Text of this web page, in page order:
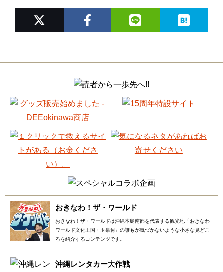
おきなわ！ザ・ワールド
おきなわ！ザ・ワールドは沖縄本島南部を代表する観光地「おきなわ
ワールド文化王国・玉泉洞」の誰もが気づかないような小さな見どこ
ろを紹介するコンテンツです。
沖縄レンタカー大作戦